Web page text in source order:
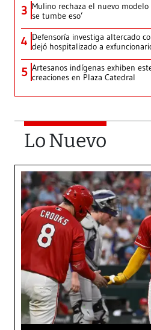
3 Mulino rechaza el nuevo modelo
se tumbe eso’
4 Defensoría investiga altercado
dejó hospitalizado a
5 Artesanos indígenas exhiben
creaciones en Plaza Catedral
Lo Nuevo